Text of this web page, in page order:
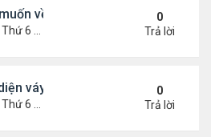
về VN nhưng số phận an bài
Thứ 6 Tháng 7 31, 2026 6:41 pm
0
Trả lời
váy hở eo táo bạo, khoe vòng
Thứ 6 Tháng 7 31, 2026 6:29 pm
0
Trả lời